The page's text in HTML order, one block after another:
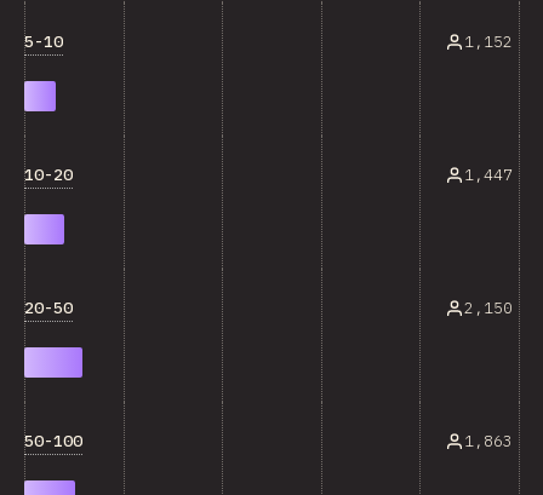
5-10 1,152
10-20 1,447
20-50 2,150
50-100 1,863